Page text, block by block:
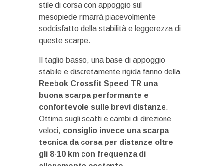
stile di corsa con appoggio sul
mesopiede rimarrà piacevolmente
soddisfatto della stabilità e leggerezza di
queste scarpe.
Il taglio basso, una base di appoggio
stabile e discretamente rigida fanno della
Reebok Crossfit Speed TR una
buona scarpa performante e
confortevole sulle brevi distanze.
Ottima sugli scatti e cambi di direzione
veloci, consiglio invece una scarpa
tecnica da corsa per distanze oltre
gli 8-10 km con frequenza di